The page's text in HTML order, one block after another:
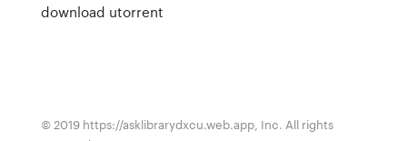
download utorrent
© 2019 https://asklibrarydxcu.web.app, Inc. All rights